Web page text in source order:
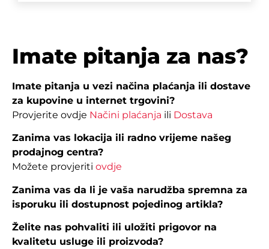
Imate pitanja za nas?
Imate pitanja u vezi načina plaćanja ili dostave
za kupovine u internet trgovini?
Provjerite ovdje Načini plaćanja ili Dostava
Zanima vas lokacija ili radno vrijeme našeg
prodajnog centra?
Možete provjeriti ovdje
Zanima vas da li je vaša narudžba spremna za
isporuku ili dostupnost pojedinog artikla?
Želite nas pohvaliti ili uložiti prigovor na
kvalitetu usluge ili proizvoda?